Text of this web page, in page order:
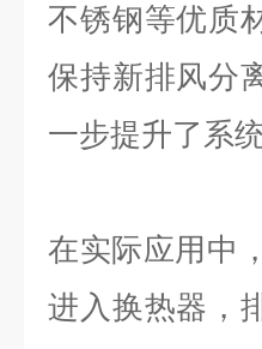
不锈钢等优质
保持新排风分
一步提升了系
在实际应用中
进入换热器，